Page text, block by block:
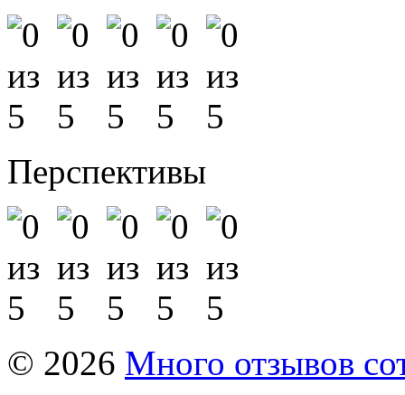
Перспективы
© 2026 Много отзывов